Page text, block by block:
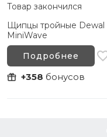
Товар закончился
Щипцы тройные Dewal
MiniWave
Подробнее
+358 бонусов